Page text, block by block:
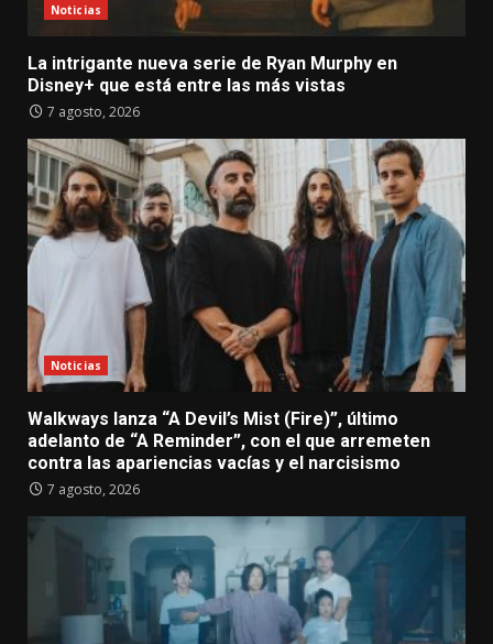
Noticias
La intrigante nueva serie de Ryan Murphy en
Disney+ que está entre las más vistas
7 agosto, 2026
Noticias
Walkways lanza “A Devil’s Mist (Fire)”, último
adelanto de “A Reminder”, con el que arremeten
contra las apariencias vacías y el narcisismo
7 agosto, 2026